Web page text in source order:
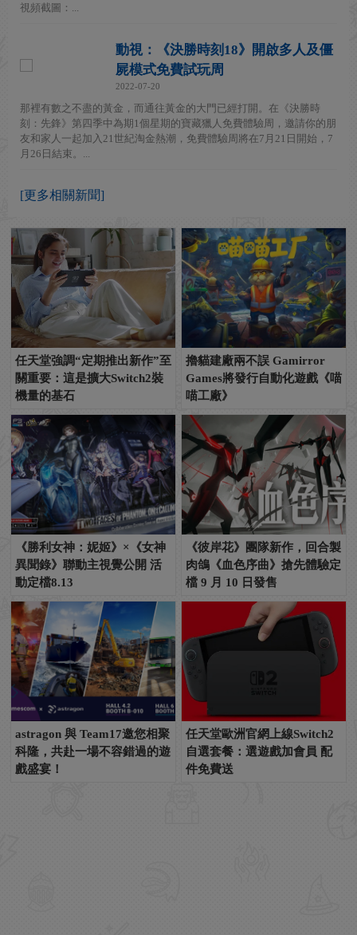
視頻截圖：...
動視：《決勝時刻18》開啟多人及僵
屍模式免費試玩周
2022-07-20
那裡有數之不盡的黃金，而通往黃金的大門已經打開。在《決勝時
刻：先鋒》第四季中為期1個星期的寶藏獵人免費體驗周，邀請你的朋
友和家人一起加入21世紀淘金熱潮，免費體驗周將在7月21日開始，7
月26日結束。...
[更多相關新聞]
任天堂強調“定期推出新作”至
關重要：這是擴大Switch2裝
機量的基石
擼貓建廠兩不誤 Gamirror
Games將發行自動化遊戲《喵
喵工廠》
《勝利女神：妮姬》×《女神
異聞錄》聯動主視覺公開 活
動定檔8.13
《彼岸花》團隊新作，回合製
肉鴿《血色序曲》搶先體驗定
檔 9 月 10 日發售
astragon 與 Team17邀您相聚
科隆，共赴一場不容錯過的遊
戲盛宴！
任天堂歐洲官網上線Switch2
自選套餐：選遊戲加會員 配
件免費送